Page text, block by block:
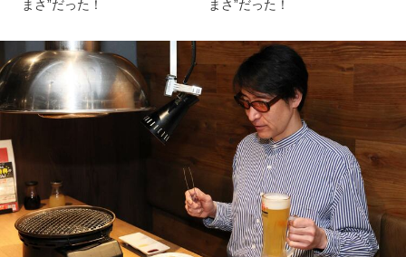
まさ”だった！
まさ”だった！